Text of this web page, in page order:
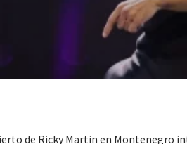
de Ricky Martin en Montenegro